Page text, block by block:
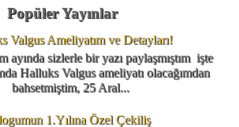
Popüler Yayınlar
Valgus Ameliyatım ve Detayları!
ayında sizlerle bir yazı paylaşmıştım işte
Halluks Valgus ameliyatı olacağımdan
bahsetmiştim, 25 Aral...
1.Yılına Özel Çekiliş